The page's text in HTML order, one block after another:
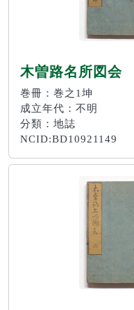
木曽路名所図会
巻冊：巻之1坤
成立年代：不明
分類：地誌
NCID:BD10921149